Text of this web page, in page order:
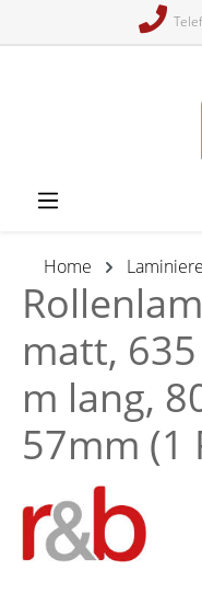
Home
matt,
m lang,
57mm (1